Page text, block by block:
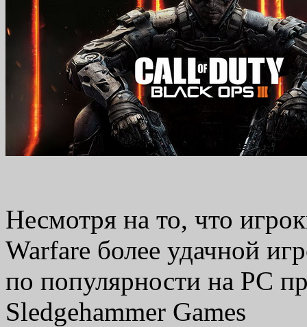
Несмотря на то, что
Warfare более удачной
по популярности на PC
Sledgehammer Games